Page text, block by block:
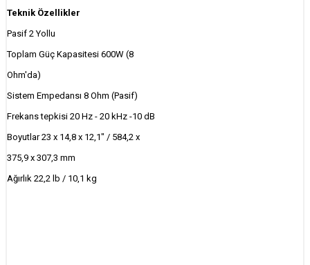
Teknik Özellikler
Pasif 2 Yollu
Toplam Güç Kapasitesi 600W (8
Ohm'da)
Sistem Empedansı 8 Ohm (Pasif)
Frekans tepkisi 20 Hz - 20 kHz -10 dB
Boyutlar 23 x 14,8 x 12,1" / 584,2 x
375,9 x 307,3 mm
Ağırlık 22,2 lb / 10,1 kg